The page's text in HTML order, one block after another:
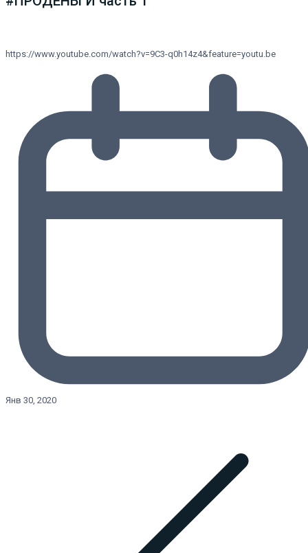
https://www.youtube.com/watch?v=9C3-q0h14z4&feature=youtu.be
Янв 30, 2020